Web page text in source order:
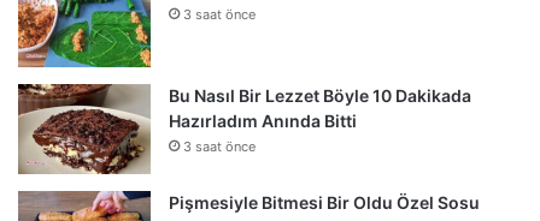
3 saat önce
Bu Nasıl Bir Lezzet Böyle 10 Dakikada
Hazırladım Anında Bitti
3 saat önce
Pişmesiyle Bitmesi Bir Oldu Özel Sosu